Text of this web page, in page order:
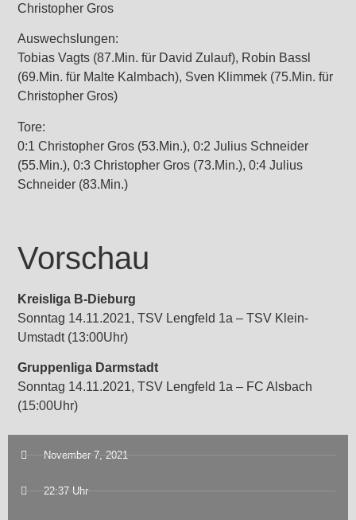
November 7, 2021
22:37 Uhr
Christopher Gros
Auswechslungen:
Tobias Vagts (87.Min. für David Zulauf), Robin Bassl
(69.Min. für Malte Kalmbach), Sven Klimmek (75.Min. für
Christopher Gros)
Tore:
0:1 Christopher Gros (53.Min.), 0:2 Julius Schneider
(55.Min.), 0:3 Christopher Gros (73.Min.), 0:4 Julius
Schneider (83.Min.)
Vorschau
Kreisliga B-Dieburg
Sonntag 14.11.2021, TSV Lengfeld 1a – TSV Klein-
Umstadt (13:00Uhr)
Gruppenliga Darmstadt
Sonntag 14.11.2021, TSV Lengfeld 1a – FC Alsbach
(15:00Uhr)